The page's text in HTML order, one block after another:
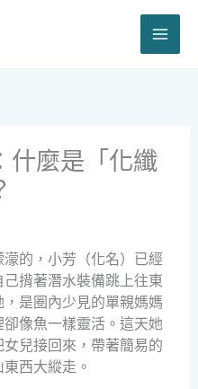
什麼是「化纖
的，小芳（化名）已經
揹著潛水裝備跳上往東
是圈內少見的單親媽媽
像魚一樣靈活。這天她
兒接回來，帶著簡易的
西大縱走。